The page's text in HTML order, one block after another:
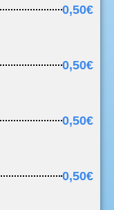
0,50€
0,50€
0,50€
0,50€